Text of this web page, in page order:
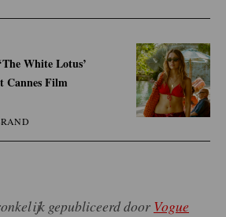
White Lotus’
Cannes Film
gepubliceerd door Vogue